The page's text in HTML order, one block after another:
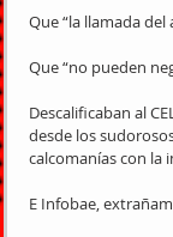
Que “la llamada
Que “no pueden
Descalificaban al
desde los
calcomanías con la
E Infobae,